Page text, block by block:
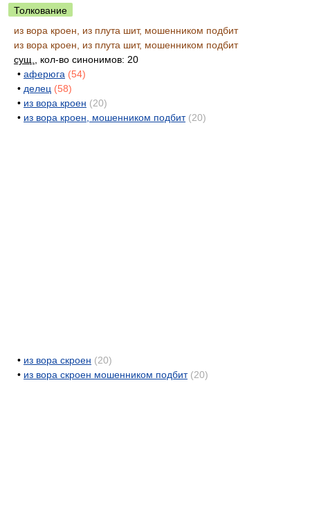
Толкование
из вора кроен, из плута шит, мошенником подбит
из вора кроен, из плута шит, мошенником подбит
сущ.
, кол-во синонимов: 20
• аферюга (54)
• делец (58)
• из вора кроен (20)
• из вора кроен, мошенником подбит (20)
• из вора скроен (20)
• из вора скроен мошенником подбит (20)